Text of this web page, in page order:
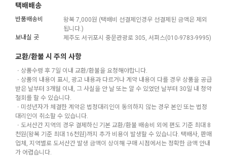
택배배송
반품배송비
왕복 7,000원 (택배비 선결제인경우 선결제된 금액은 제외
됩니다.)
보내실 곳
제주도 서귀포시 중문관광로 305, 서퍼스(010-9783-9995)
교환/환불 시 주의 사항
ㆍ상품수령 후 7일 이내 교환/환불을 요청해야합니다.
ㆍ상품의 내용이 표시, 광고 내용과 다르거나 계약 내용이 다를 경우 상품을 공급
받은 날부터 3개월 이내, 그 사실을 안 날 또는 알 수 있었던 날부터 30일 내 청약
철회를 할 수 있습니다.
ㆍ미성년자가 체결한 계약은 법정대리인이 동의하지 않는 경우 본인 또는 법정
대리인이 취소할 수 있습니다.
ㆍ도서산간 지역의 경우 결제하신 기본 교환/환불 배송비 외에 편도 기준 최대 8
천원(왕복 기준 최대 16천원)까지 추가 비용이 발생할 수 있습니다. 택배사, 판매
업체, 지역별로 도서산간 발생 금액이 상이해 구매 시점에서는 정확한 금액 안내
가 어렵습니다.